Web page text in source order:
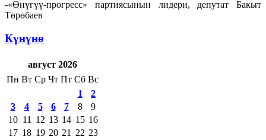
-«Өнүгүү-прогресс» партиясынын лидери, депутат Бакыт
Төрөбаев
Күнүнө
август 2026
Пн Вт Ср Чт Пт Сб Вс
1
2
3
4 5 6 7 8
9
10 11 12 13 14 15 16
17 18 19 20 21 22 23